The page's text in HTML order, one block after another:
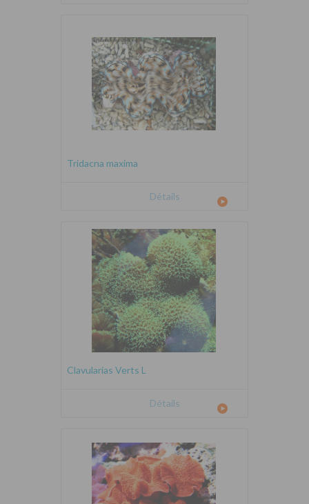
Tridacna maxima
Détails
Clavularias Verts L
Détails